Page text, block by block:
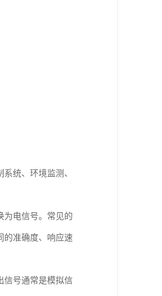
统、环境监测、
为电信号。常见的
的准确度、响应速
信号通常是模拟信